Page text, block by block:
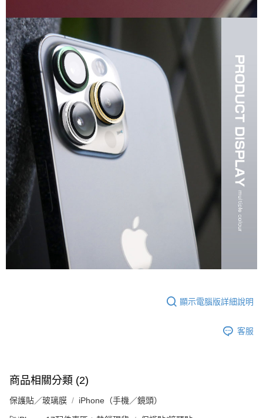
顯示電腦版詳細說明
客服
商品相關分類 (2)
保護貼／玻璃膜 iPhone（手機／鏡頭）